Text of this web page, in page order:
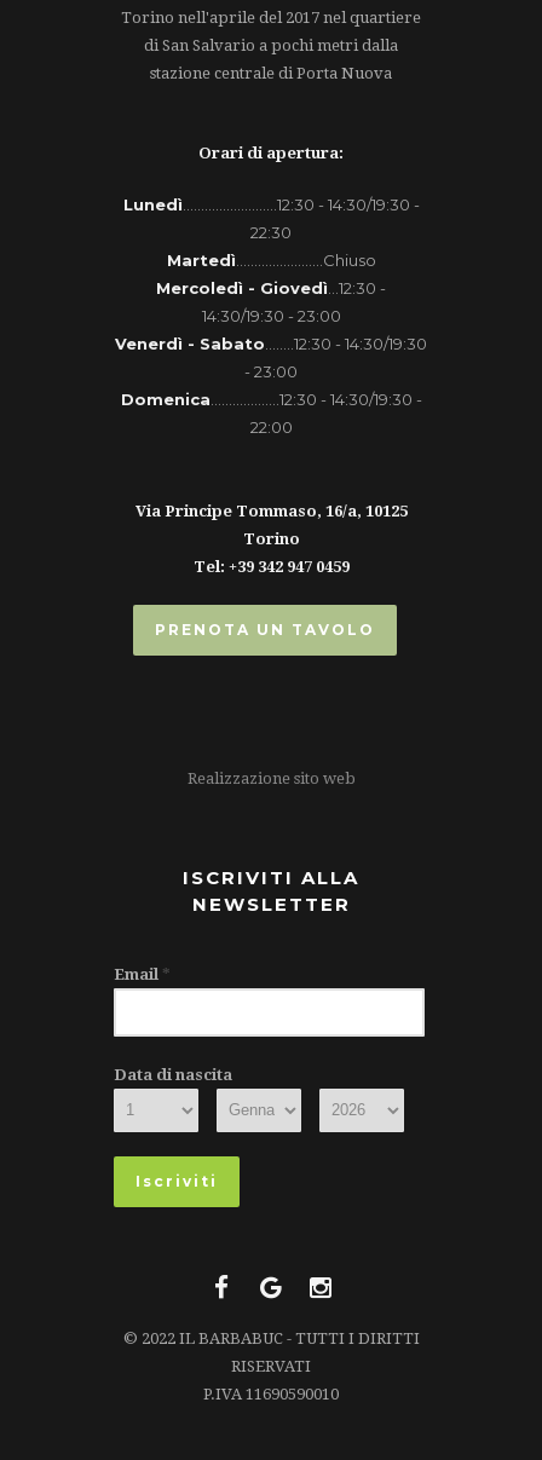
Torino nell'aprile del 2017 nel quartiere
di San Salvario a pochi metri dalla
stazione centrale di Porta Nuova
Orari di apertura:
Lunedì ..........................12:30 - 14:30/19:30 -
22:30
Martedì ........................Chiuso
Mercoledì - Giovedì ...12:30 -
14:30/19:30 - 23:00
Venerdì - Sabato ........12:30 - 14:30/19:30
- 23:00
Domenica ...................12:30 - 14:30/19:30 -
22:00
Via Principe Tommaso, 16/a, 10125
Torino
Tel: +39 342 947 0459
PRENOTA UN TAVOLO
Realizzazione sito web
ISCRIVITI ALLA
NEWSLETTER
Email *
Data di nascita
© 2022 IL BARBABUC - TUTTI I DIRITTI
RISERVATI
P.IVA 11690590010